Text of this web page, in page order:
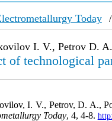
Today
I. V., Petrov D.
of technological
I. V., Petrov, D. A.,
Today, 4, 4-8.